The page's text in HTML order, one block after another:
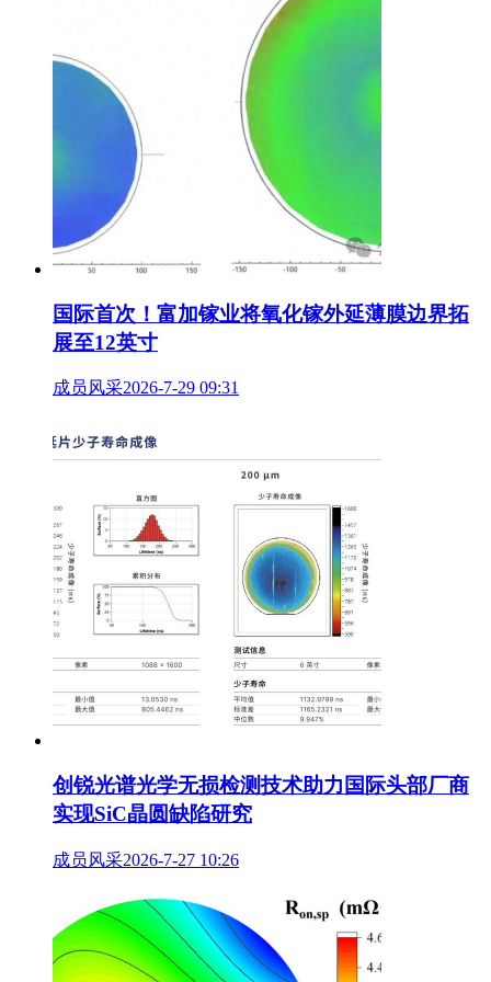
国际首次！富加镓业将氧化镓外延薄膜边界拓
展至12英寸
成员风采2026-7-29 09:31
创锐光谱光学无损检测技术助力国际头部厂商
实现SiC晶圆缺陷研究
成员风采2026-7-27 10:26